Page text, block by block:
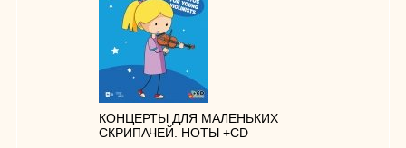
КОНЦЕРТЫ ДЛЯ МАЛЕНЬКИХ
СКРИПАЧЕЙ. НОТЫ +СD